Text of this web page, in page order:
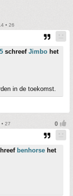
• 26
schreef Jimbo het
in de toekomst.
27
benhorse het